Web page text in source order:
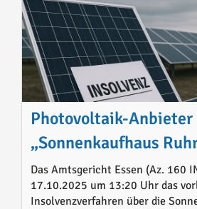
Photovoltaik-Anbieter
„Sonnenkaufhaus
GmbH“ in vorläufiger
Das Amtsgericht Essen (Az. 160
17.10.2025 um 13:20 Uhr das
Insolvenzverfahren über die